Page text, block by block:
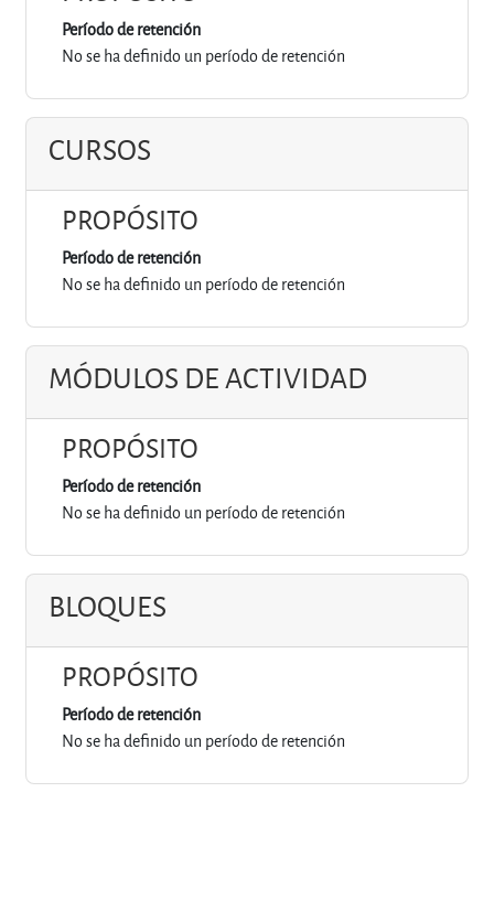
Período de retención
No se ha definido un período de retención
CURSOS
PROPÓSITO
Período de retención
No se ha definido un período de retención
MÓDULOS DE ACTIVIDAD
PROPÓSITO
Período de retención
No se ha definido un período de retención
BLOQUES
PROPÓSITO
Período de retención
No se ha definido un período de retención